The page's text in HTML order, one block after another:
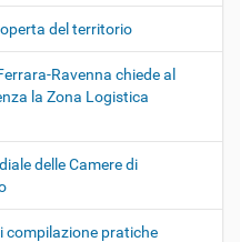
del territorio
Ravenna chiede al
la Zona Logistica
delle Camere di
compilazione pratiche